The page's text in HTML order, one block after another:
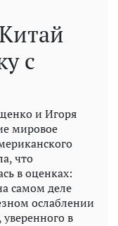
с
и Игоря
мировое
что
в оценках:
самом деле
ослаблении
в